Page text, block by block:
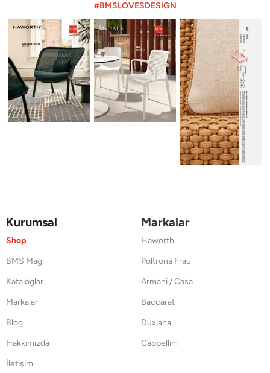
#BMSLOVESDESIGN
Kurumsal
Shop
BMS Mag
Kataloglar
Markalar
Blog
Hakkımızda
İletişim
Markalar
Haworth
Poltrona Frau
Armani / Casa
Baccarat
Duxiana
Cappellini